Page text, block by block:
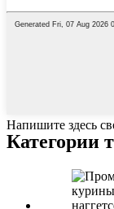
Напишите здесь
Категории